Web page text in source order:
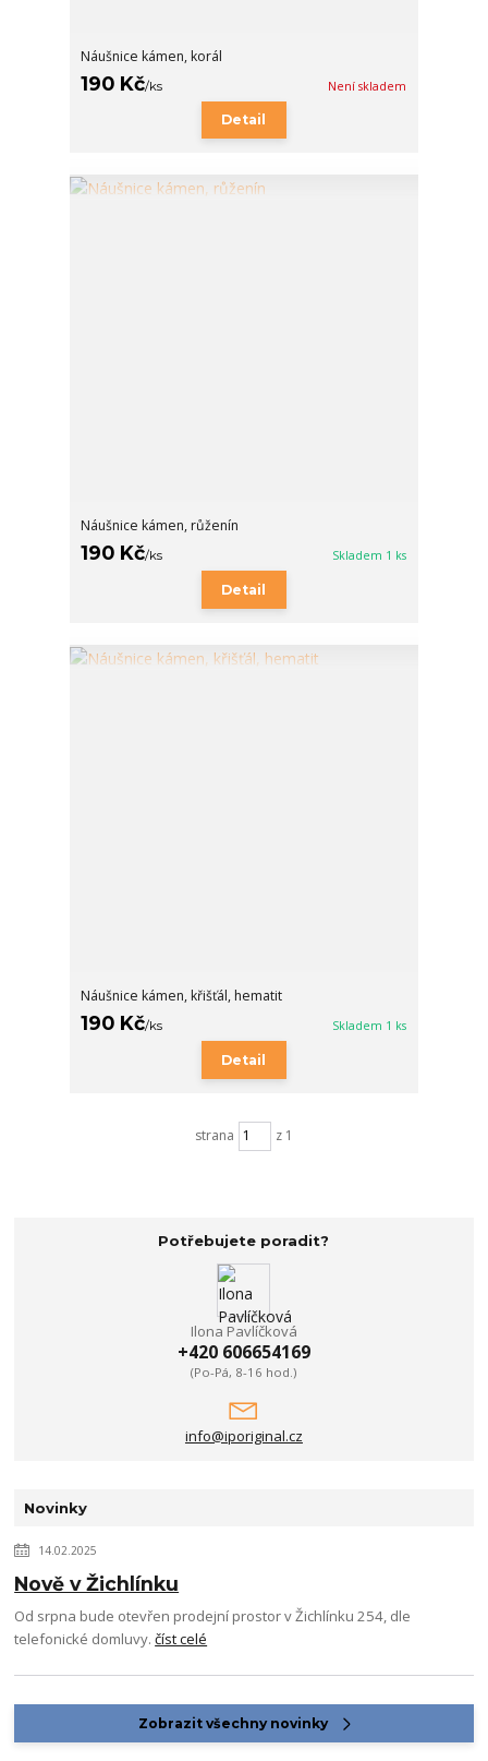
Náušnice kámen, korál
190 Kč/ks Není skladem
Detail
Náušnice kámen, růženín
190 Kč/ks Skladem 1 ks
Detail
Náušnice kámen, křišťál, hematit
190 Kč/ks Skladem 1 ks
Detail
strana z 1
Potřebujete poradit?
Ilona Pavlíčková
+420 606654169
(Po-Pá, 8-16 hod.)
info@iporiginal.cz
Novinky
14.02.2025
Nově v Žichlínku
Od srpna bude otevřen prodejní prostor v Žichlínku 254, dle
telefonické domluvy.číst celé
Zobrazit všechny novinky